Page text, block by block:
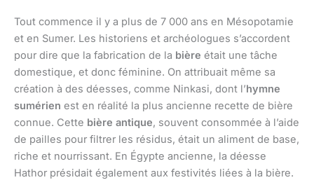
Tout commence il y a plus de 7 000 ans en Mésopotamie
et en Sumer. Les historiens et archéologues s’accordent
pour dire que la fabrication de la bière était une tâche
domestique, et donc féminine. On attribuait même sa
création à des déesses, comme Ninkasi, dont l’hymne
sumérien est en réalité la plus ancienne recette de bière
connue. Cette bière antique, souvent consommée à l’aide
de pailles pour filtrer les résidus, était un aliment de base,
riche et nourrissant. En Égypte ancienne, la déesse
Hathor présidait également aux festivités liées à la bière.